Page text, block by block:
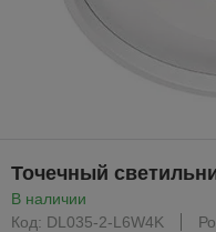
Точечный
В наличии
Код: DL035-2-L6W4K